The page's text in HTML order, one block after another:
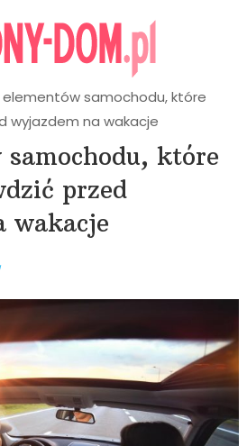
elementów samochodu, które
wyjazdem na wakacje
samochodu, które
przed
wakacje